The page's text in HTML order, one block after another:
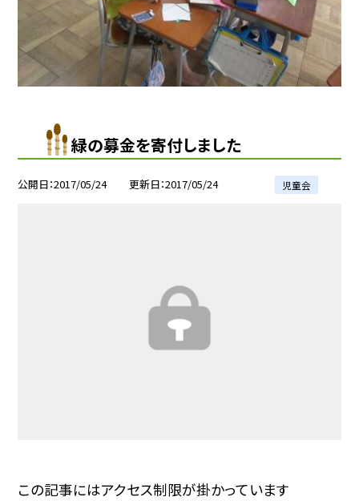
緑の募金を寄付しました
公開日 2017/05/24 更新日 2017/05/24 児童会
この記事にはアクセス制限が掛かっています